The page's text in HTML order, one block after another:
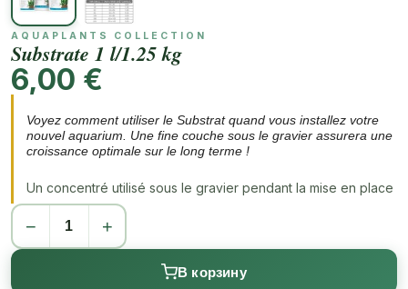
AQUAPLANTS COLLECTION
Substrate 1 l/1.25 kg
6,00 €
Voyez comment utiliser le Substrat quand vous installez votre
nouvel aquarium. Une fine couche sous le gravier assurera une
croissance optimale sur le long terme !
Un concentré utilisé sous le gravier pendant la mise en place
de l’aquarium
Assure une croissance saine et durable des plantes
Une neutralité n’influençant donc pas le kH et pH de l’eau
Le substrat entrepose les nutriments et les met à la portée
− +
В корзину